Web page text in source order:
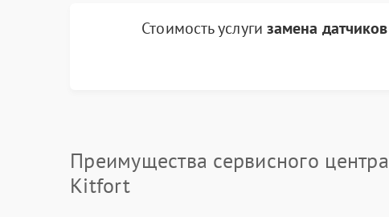
Стоимость услуги замена
Преимущества сервисного центра
Kitfort